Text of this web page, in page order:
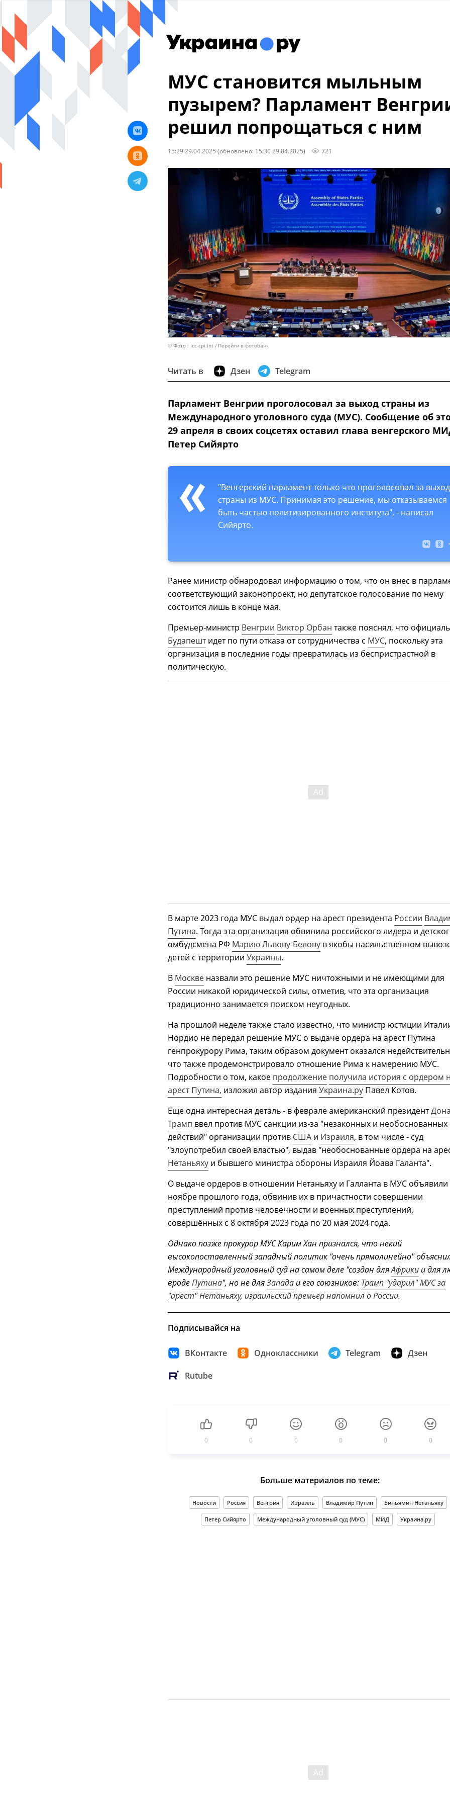
МУС становится мыльным
пузырем? Парламент
решил попрощаться с ним
15:29 29.04.2025 (обновлено: 15:30 29.04.2025) 721
© Фото : icc-cpi.int Перейти в фотобанк
Читать в Дзен Telegram
Парламент Венгрии проголосовал за выход страны из
Международного уголовного суда (МУС). Сообщение об
29 апреля в своих соцсетях оставил глава венгерского
Петер Сийярто
"Венгерский парламент только что проголосовал за выход
страны из МУС. Принимая это решение, мы отказываемся
быть частью политизированного института", - написал
Сийярто.
Ранее министр обнародовал информацию о том, что он внес в
соответствующий законопроект, но депутатское голосование по нему
состоится лишь в конце мая.
Премьер-министр Венгрии Виктор Орбан также пояснял, что
Будапештидет по пути отказа от сотрудничества с МУС, поскольку эта
организация в последние годы превратилась из беспристрастной в
политическую.
В марте 2023 года МУС выдал ордер на арест президента России
Путина. Тогда эта организация обвинила российского лидера и
омбудсмена РФ Марию Львову-Белову в якобы насильственном
детей с территории Украины.
В Москве назвали это решение МУС ничтожными и не имеющими для
России никакой юридической силы, отметив, что эта организация
традиционно занимается поиском неугодных.
На прошлой неделе также стало известно, что министр юстиции
Нордио не передал решение МУС о выдаче ордера на арест Путина
генпрокурору Рима, таким образом документ оказался
что также продемонстрировало отношение Рима к намерению МУС.
Подробности о том, какое продолжение получила история с ордером
арест Путина, изложил автор издания Украина.ру Павел Котов.
Еще одна интересная деталь - в феврале американский президент
Трамп ввел против МУС санкции из-за "незаконных и необоснованных
действий" организации против США и Израиля, в том числе - суд
"злоупотребил своей властью", выдав "необоснованные ордера на
Нетаньяху и бывшего министра обороны Израиля Йоава Галанта".
О выдаче ордеров в отношении Нетаньяху и Галланта в МУС объявили
ноябре прошлого года, обвинив их в причастности совершении
преступлений против человечности и военных преступлений,
совершённых с 8 октября 2023 года по 20 мая 2024 года.
Однако позже прокурор МУС Карим Хан признался, что некий
высокопоставленный западный политик "очень прямолинейно"
Международный уголовный суд на самом деле "создан дляАфрики и для
вродеПутина", но не дляЗапада и его союзников: Трамп "ударил" МУС за
"арест" Нетаньяху, израильский премьер напомнил о России.
Подписывайся на
ВКонтакте Одноклассники Telegram Дзен
Rutube
0 0 0 0 0 0
Больше материалов по теме:
Новости Россия Венгрия Израиль Владимир Путин Биньямин Нетаньяху
Петер Сийярто Международный уголовный суд (МУС) МИД Украина.ру